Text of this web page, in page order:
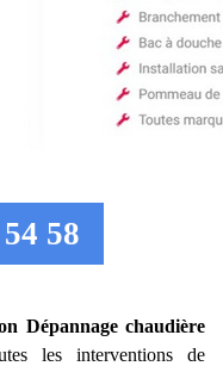
58
Dépannage chaudière
les interventions de